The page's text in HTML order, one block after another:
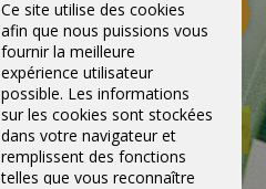
Ce site utilise des cookies
afin que nous puissions vous
fournir la meilleure
expérience utilisateur
possible. Les informations
sur les cookies sont stockées
dans votre navigateur et
remplissent des fonctions
telles que vous reconnaître